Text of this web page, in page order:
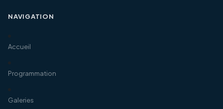
NAVIGATION
Accueil
Programmation
Galeries